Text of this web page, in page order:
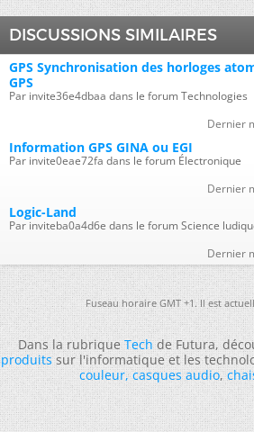
DISCUSSIONS SIMILAIRES
GPS Synchronisation des horloges
GPS
Par invite36e4dbaa dans le forum Technologies
Dernier
Information GPS GINA ou EGI
Par invite0eae72fa dans le forum Électronique
Dernier
Logic-Land
Par inviteba0a4d6e dans le forum Science
Dernier
Fuseau horaire GMT +1. Il est
Dans la rubriqueTechde Futura,
produitssur l'informatique et les
couleur,casques audio,